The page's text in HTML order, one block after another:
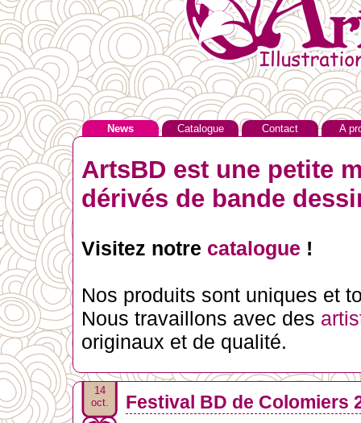
News Catalogue Contact A
ArtsBD est une petite
dérivés de bande
Visitez notre catalogue !
Nos produits sont uniques et
Nous travaillons avec des
originaux et de qualité.
14
oct.
Festival BD de Colomiers